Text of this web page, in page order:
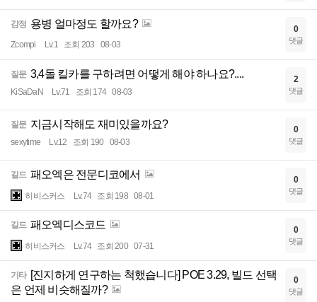
감정 용병 얼마정도 할까요?
Zcompi Lv.1 조회 203 08-03
0
댓글
질문 3,4돌 킬카를 구하려면 어떻게 해야 하나요?....
KiSaDaN Lv.71 조회 174 08-03
2
댓글
질문 지금시작해도 재미있을까요?
sexytime Lv.12 조회 190 08-03
0
댓글
길드 패오엑은 전문디코에서
히비스커스 Lv.74 조회 198 08-01
0
댓글
길드 패오엑디스코드
히비스커스 Lv.74 조회 200 07-31
0
댓글
기타 [진지하게 연구하는 척했습니다] POE 3.29, 빌드 선택
은 언제 비슷해질까?
0
댓글